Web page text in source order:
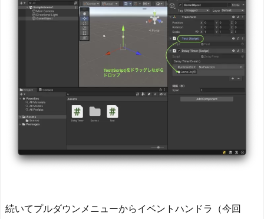
続いてプルダウンメニューからイベントハンドラ（今回